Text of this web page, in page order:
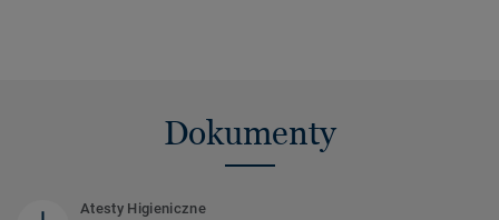
Dokumenty
Atesty Higieniczne